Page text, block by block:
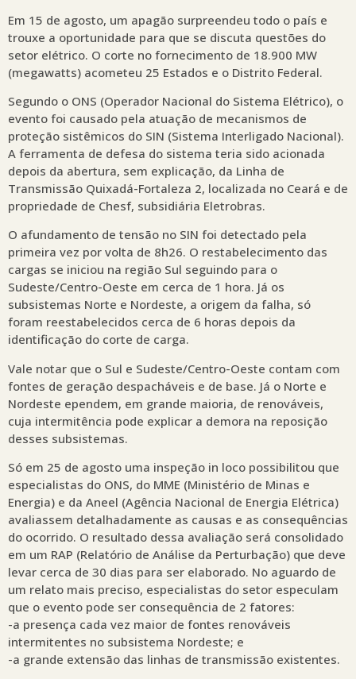
Em 15 de agosto, um apagão surpreendeu todo o país e
trouxe a oportunidade para que se discuta questões do
setor elétrico. O corte no fornecimento de 18.900 MW
(megawatts) acometeu 25 Estados e o Distrito Federal.
Segundo o ONS (Operador Nacional do Sistema Elétrico), o
evento foi causado pela atuação de mecanismos de
proteção sistêmicos do SIN (Sistema Interligado Nacional).
A ferramenta de defesa do sistema teria sido acionada
depois da abertura, sem explicação, da Linha de
Transmissão Quixadá-Fortaleza 2, localizada no Ceará e de
propriedade de Chesf, subsidiária Eletrobras.
O afundamento de tensão no SIN foi detectado pela
primeira vez por volta de 8h26. O restabelecimento das
cargas se iniciou na região Sul seguindo para o
Sudeste/Centro-Oeste em cerca de 1 hora. Já os
subsistemas Norte e Nordeste, a origem da falha, só
foram reestabelecidos cerca de 6 horas depois da
identificação do corte de carga.
Vale notar que o Sul e Sudeste/Centro-Oeste contam com
fontes de geração despacháveis e de base. Já o Norte e
Nordeste ependem, em grande maioria, de renováveis,
cuja intermitência pode explicar a demora na reposição
desses subsistemas.
Só em 25 de agosto uma inspeção in loco possibilitou que
especialistas do ONS, do MME (Ministério de Minas e
Energia) e da Aneel (Agência Nacional de Energia Elétrica)
avaliassem detalhadamente as causas e as consequências
do ocorrido. O resultado dessa avaliação será consolidado
em um RAP (Relatório de Análise da Perturbação) que deve
levar cerca de 30 dias para ser elaborado. No aguardo de
um relato mais preciso, especialistas do setor especulam
que o evento pode ser consequência de 2 fatores:
-a presença cada vez maior de fontes renováveis
intermitentes no subsistema Nordeste; e
-a grande extensão das linhas de transmissão existentes.